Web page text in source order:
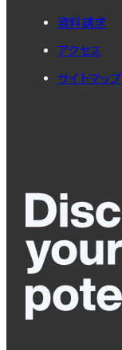
資料請求
アクセス
サイトマップ